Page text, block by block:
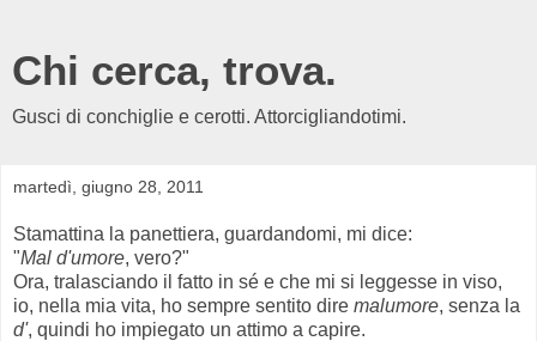
Chi cerca, trova.
Gusci di conchiglie e cerotti. Attorcigliandotimi.
martedì, giugno 28, 2011
Stamattina la panettiera, guardandomi, mi dice:
"Mal d'umore, vero?"
Ora, tralasciando il fatto in sé e che mi si leggesse in viso,
io, nella mia vita, ho sempre sentito dire malumore, senza la
d', quindi ho impiegato un attimo a capire.